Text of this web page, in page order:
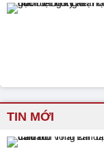
TIN MỚI